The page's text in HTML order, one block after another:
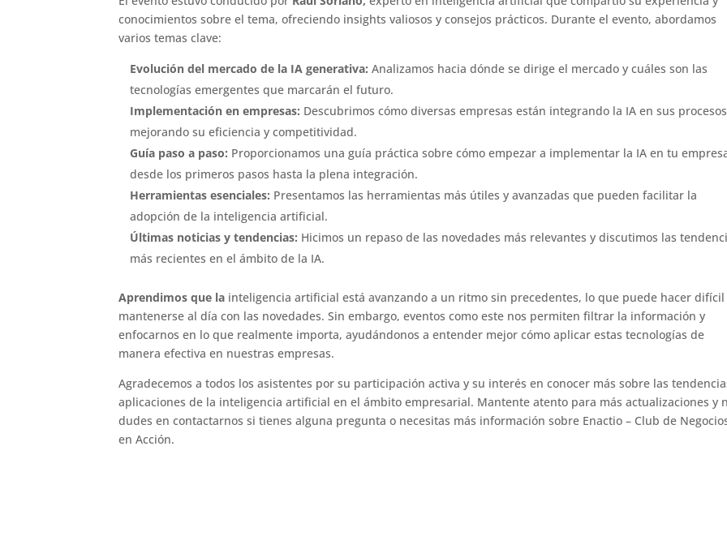
conocimientos sobre el tema, ofreciendo insights valiosos y consejos prácticos. Durante el evento, abordamos
varios temas clave:
Evolución del mercado de la IA generativa: Analizamos hacia dónde se dirige el mercado y cuáles son las
tecnologías emergentes que marcarán el futuro.
Implementación en empresas: Descubrimos cómo diversas empresas están integrando la IA en sus
mejorando su eficiencia y competitividad.
Guía paso a paso: Proporcionamos una guía práctica sobre cómo empezar a implementar la IA en tu
desde los primeros pasos hasta la plena integración.
Herramientas esenciales: Presentamos las herramientas más útiles y avanzadas que pueden facilitar la
adopción de la inteligencia artificial.
Últimas noticias y tendencias: Hicimos un repaso de las novedades más relevantes y discutimos las
más recientes en el ámbito de la IA.
Aprendimos que la inteligencia artificial está avanzando a un ritmo sin precedentes, lo que puede hacer difícil
mantenerse al día con las novedades. Sin embargo, eventos como este nos permiten filtrar la información y
enfocarnos en lo que realmente importa, ayudándonos a entender mejor cómo aplicar estas tecnologías de
manera efectiva en nuestras empresas.
Agradecemos a todos los asistentes por su participación activa y su interés en conocer más sobre las
aplicaciones de la inteligencia artificial en el ámbito empresarial. Mantente atento para más actualizaciones y
dudes en contactarnos si tienes alguna pregunta o necesitas más información sobre Enactio – Club de
en Acción.